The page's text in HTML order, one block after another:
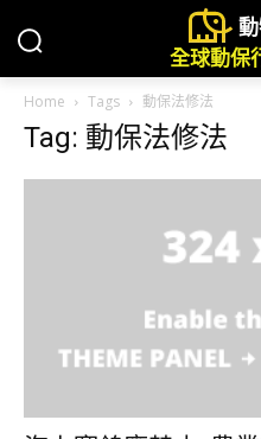
全球動保
Home Tags 動保法修法
Tag: 動保法修法